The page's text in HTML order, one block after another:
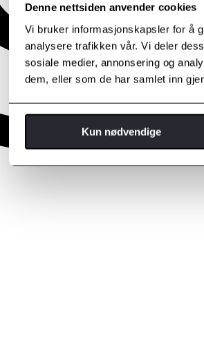
Denne nettsiden anvender cookies
Vi bruker informasjonskapsler for å
analysere trafikken vår. Vi deler
sosiale medier, annonsering og
dem, eller som de har samlet inn
Kun nødvendige